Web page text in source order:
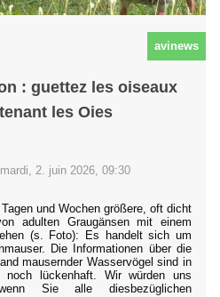
avinews
: guettez les oiseaux
les Oies
mardi, 2. juin 2026, 09:30
und Wochen größere, oft dicht
adulten Graugänsen mit einem
(s. Foto): Es handelt sich um
Die Informationen über die
mausernder Wasservögel sind in
noch lückenhaft. Wir würden uns
Sie alle diesbezüglichen